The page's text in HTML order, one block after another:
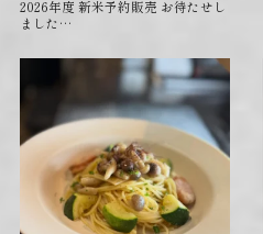
2026年度 新米予約販売 お待たせし
ました…